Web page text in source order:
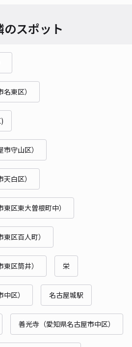
のスポット
東区）
守山区）
白区）
区東大曽根町中）
区百人町）
区筒井） 栄
区） 名古屋城駅
善光寺（愛知県名古屋市中区）